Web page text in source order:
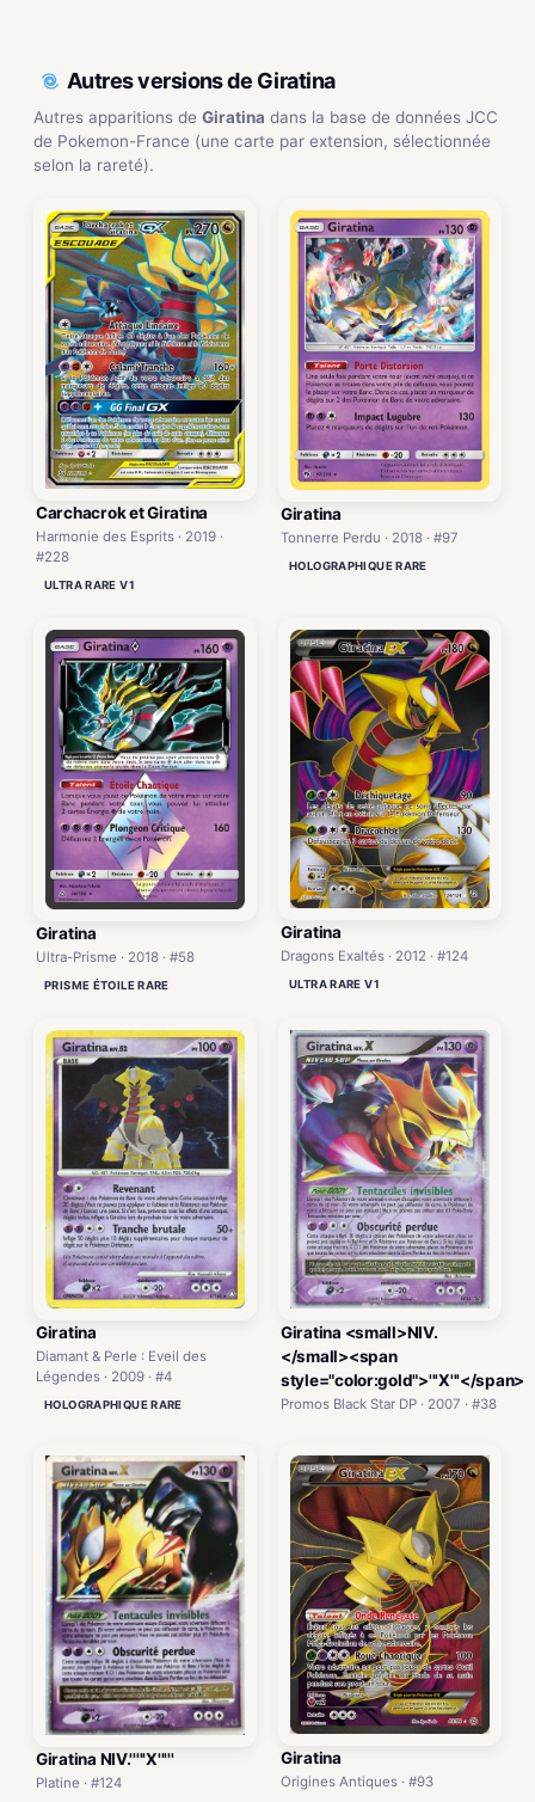
Autres versions de Giratina
Autres apparitions de Giratina dans la base de données JCC
de Pokemon-France (une carte par extension, sélectionnée
selon la rareté).
Carchacrok et Giratina
Harmonie des Esprits · 2019 ·
#228
ULTRA RARE V1
Giratina
Tonnerre Perdu · 2018 · #97
HOLOGRAPHIQUE RARE
Giratina
Ultra-Prisme · 2018 · #58
PRISME ÉTOILE RARE
Giratina
Dragons Exaltés · 2012 · #124
ULTRA RARE V1
Giratina
Diamant & Perle : Eveil des
Légendes · 2009 · #4
HOLOGRAPHIQUE RARE
Giratina <small>NIV.
</small><span
style="color:gold">'''X'''</span>
Promos Black Star DP · 2007 · #38
Giratina NIV.'''''X'''''
Platine · #124
Giratina
Origines Antiques · #93